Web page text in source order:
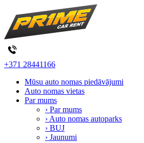
+371 28441166
Mūsu auto nomas piedāvājumi
Auto nomas vietas
Par mums
› Par mums
› Auto nomas autoparks
› BUJ
› Jaunumi